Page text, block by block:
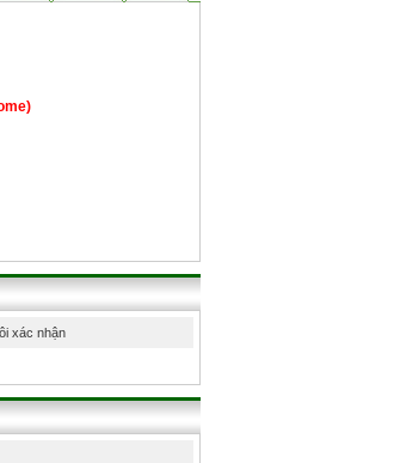
xác nhận